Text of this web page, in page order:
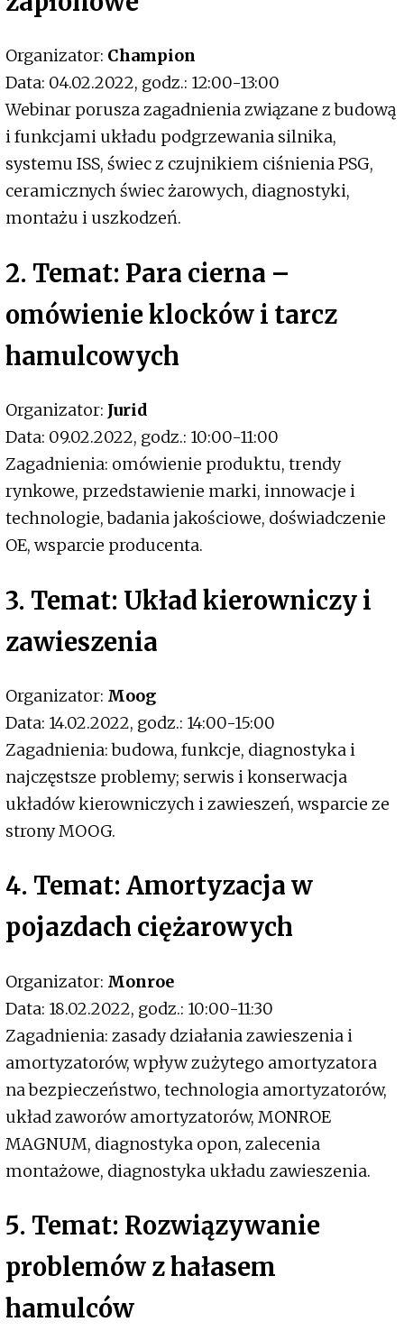
Organizator: Champion
Data: 04.02.2022, godz.: 12:00-13:00
Webinar porusza zagadnienia związane z budową
i funkcjami układu podgrzewania silnika,
systemu ISS, świec z czujnikiem ciśnienia PSG,
ceramicznych świec żarowych, diagnostyki,
montażu i uszkodzeń.
2. Temat: Para cierna –
omówienie klocków i tarcz
hamulcowych
Organizator: Jurid
Data: 09.02.2022, godz.: 10:00-11:00
Zagadnienia: omówienie produktu, trendy
rynkowe, przedstawienie marki, innowacje i
technologie, badania jakościowe, doświadczenie
OE, wsparcie producenta.
3. Temat: Układ kierowniczy i
zawieszenia
Organizator: Moog
Data: 14.02.2022, godz.: 14:00-15:00
Zagadnienia: budowa, funkcje, diagnostyka i
najczęstsze problemy; serwis i konserwacja
układów kierowniczych i zawieszeń, wsparcie ze
strony MOOG.
4. Temat: Amortyzacja w
pojazdach ciężarowych
Organizator: Monroe
Data: 18.02.2022, godz.: 10:00-11:30
Zagadnienia: zasady działania zawieszenia i
amortyzatorów, wpływ zużytego amortyzatora
na bezpieczeństwo, technologia amortyzatorów,
układ zaworów amortyzatorów, MONROE
MAGNUM, diagnostyka opon, zalecenia
montażowe, diagnostyka układu zawieszenia.
5. Temat: Rozwiązywanie
problemów z hałasem
hamulców